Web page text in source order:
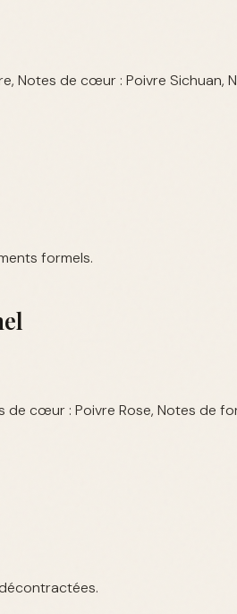
Notes de cœur : Poivre Sichuan,
formels.
de cœur : Poivre Rose, Notes de